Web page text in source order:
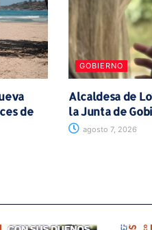
de
GOBIERNO
Alcaldesa de
la Junta de
agosto 7, 2026